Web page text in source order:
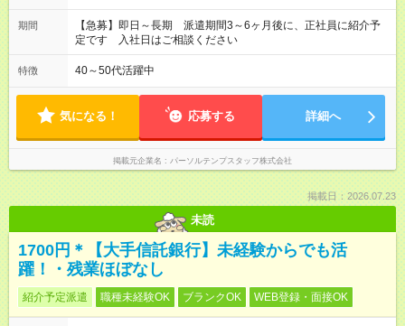
期間
【急募】即日～長期 派遣期間3～6ヶ月後に、正社員に紹介予
定です 入社日はご相談ください
特徴 40～50代活躍中
気になる！ 応募する 詳細へ
掲載元企業名 パーソルテンプスタッフ株式会社
掲載日：2026.07.23
未読
1700円＊【大手信託銀行】未経験からでも活
躍！・残業ほぼなし
紹介予定派遣 職種未経験OK ブランクOK WEB登録・面接OK